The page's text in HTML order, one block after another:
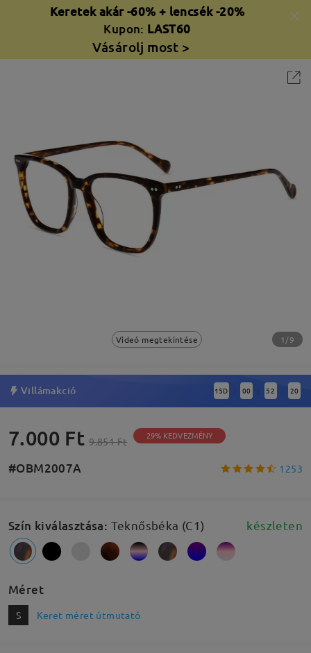
Keretek akár -60% + lencsék -20%
Kupon: LAST60
Vásárolj most >
Videó megtekintése 1/9
Villámakció 15D : 00 : 52 : 19
7.000 Ft 9.851 Ft 29% KEDVEZMÉNY
#OBM2007A 1253
Szín kiválasztása: Teknősbéka (C1) készleten
Méret
S Keret méret útmutató